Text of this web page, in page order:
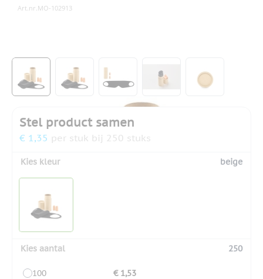
Art.nr. MO-102913
Stel product samen
€ 1,35 per stuk bij 250 stuks
Kies kleur beige
Kies aantal 250
100
€ 1,53